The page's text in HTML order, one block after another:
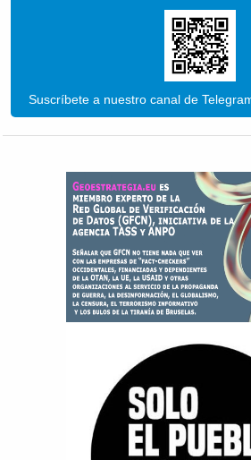
Suscríbete a nuestro canal de